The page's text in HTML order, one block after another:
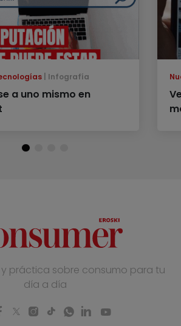
Infografía
a uno mismo en
práctica sobre consumo para tu
día a día